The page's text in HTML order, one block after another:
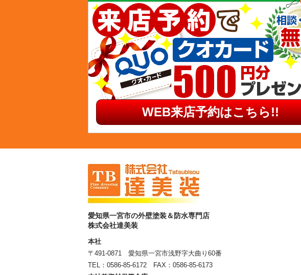
WEB来店予約はこちら!!
愛知県一宮市の外壁塗装＆防水専門店
株式会社達美装
本社
〒491-0871 愛知県一宮市浅野字大曲り60番
TEL： 0586-85-6172 FAX：0586-85-6173